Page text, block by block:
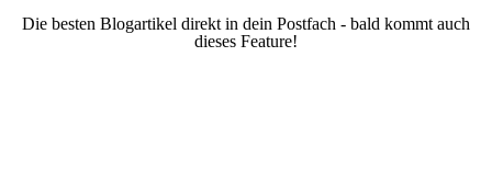
Die besten Blogartikel direkt in dein Postfach - bald kommt auch
dieses Feature!